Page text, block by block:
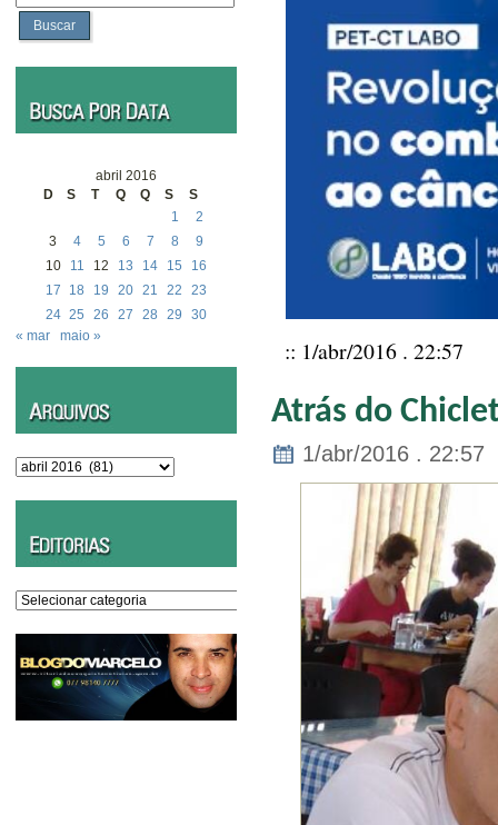
Buscar
abril 2016
D
S T Q Q S
S
1
2
3
4 5 6 7 8
9
10
11 12 13 14 15
16
17
18 19 20 21 22
23
24 25 26 27 28 29
30
« mar
maio »
Arquivos
Editorias
:: 1/abr/2016 . 22:57
Atrás do
1/abr/2016 . 22:57